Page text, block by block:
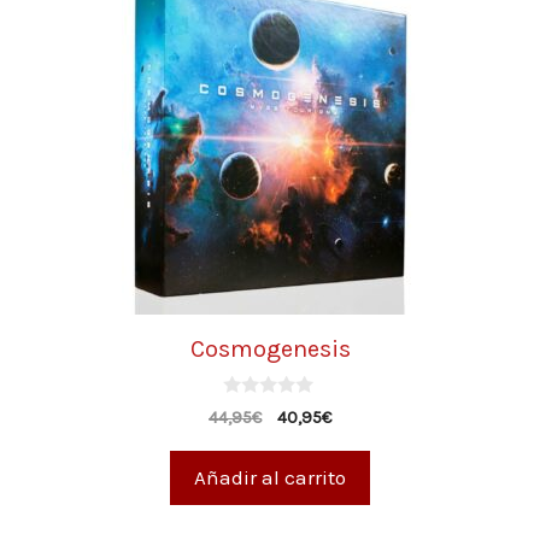
Cosmogenesis
0
d
44,95€ 40,95€
Añadir al carrito